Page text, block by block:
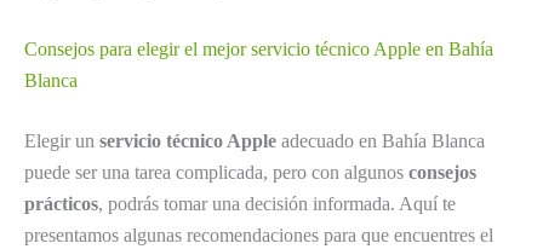
Consejos para elegir el mejor servicio técnico Apple en Bahía
Blanca
Elegir un servicio técnico Apple adecuado en Bahía Blanca
puede ser una tarea complicada, pero con algunos consejos
prácticos, podrás tomar una decisión informada. Aquí te
presentamos algunas recomendaciones para que encuentres el